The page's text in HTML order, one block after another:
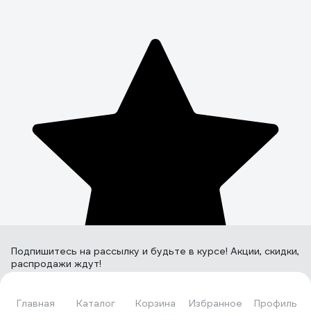
Главная Каталог Корзина Избранное Профиль
Подпишитесь на рассылку и будьте в курсе! Акции, скидки,
распродажи ждут!